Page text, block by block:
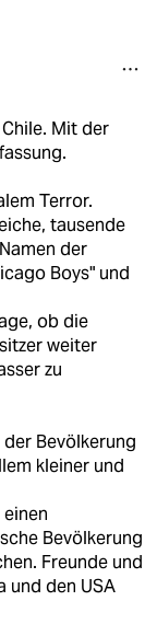
Mit der
Terror.
tausende
der
Boys" und
ob die
weiter
zu
Bevölkerung
kleiner und
Bevölkerung
Freunde und
und den USA